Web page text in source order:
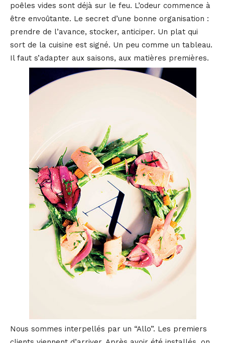
poêles vides sont déjà sur le feu. L’odeur commence à
être envoûtante. Le secret d’une bonne organisation :
prendre de l’avance, stocker, anticiper. Un plat qui
sort de la cuisine est signé. Un peu comme un tableau.
Il faut s’adapter aux saisons, aux matières premières.
Nous sommes interpellés par un “Allo”. Les premiers